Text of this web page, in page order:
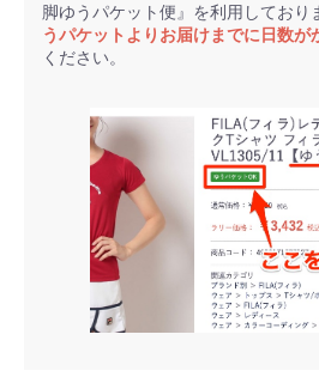
脚ゆうパケット便』を利用しており
うパケットよりお届けまでに日数が
ください。